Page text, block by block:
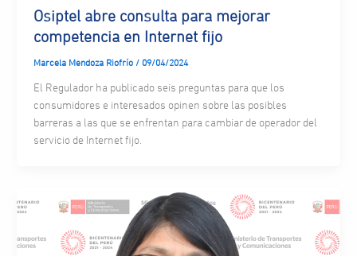
Osiptel abre consulta para mejorar
competencia en Internet fijo
Marcela Mendoza Riofrío / 09/04/2024
El Regulador ha publicado seis preguntas para que los
consumidores e interesados opinen sobre las posibles
barreras a las que se enfrentan para cambiar de operador del
servicio de Internet fijo.